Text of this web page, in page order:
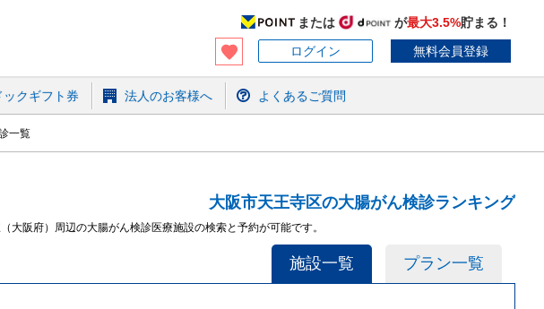
または が最大3.5%貯まる！
ログイン
無料会員登録
ックギフト券 法人のお客様へ よくあるご質問
一覧
大阪市天王寺区の大腸がん検診ランキング
阪府）周辺の大腸がん検診医療施設の検索と予約が可能です。
施設一覧 プラン一覧